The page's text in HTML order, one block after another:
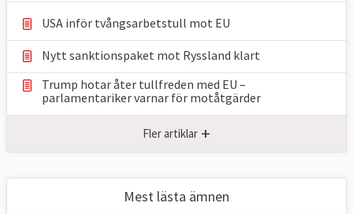
USA inför tvångsarbetstull mot EU
Nytt sanktionspaket mot Ryssland klart
Trump hotar åter tullfreden med EU –
parlamentariker ⁠varnar för motåtgärder
Fler artiklar +
Mest lästa ämnen